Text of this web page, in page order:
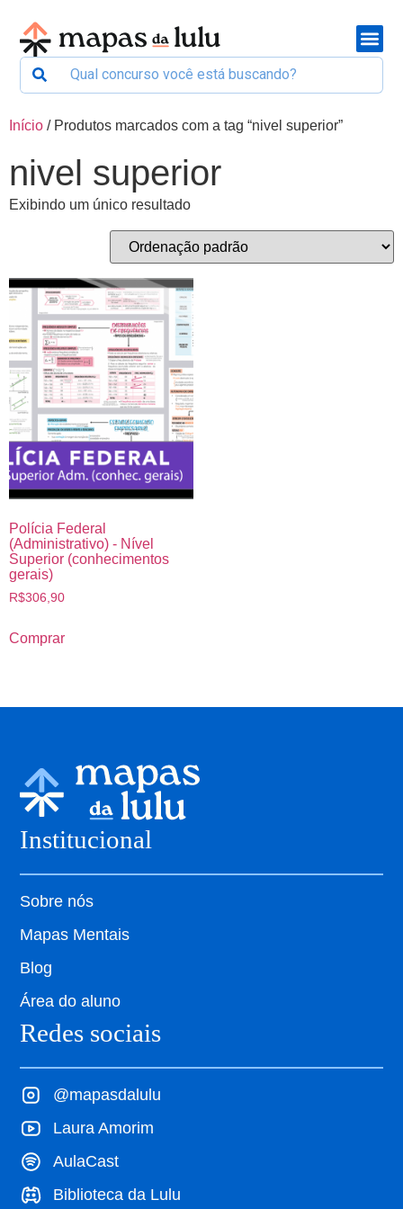
Início / Produtos marcados com a tag “nivel superior”
nivel superior
Exibindo um único resultado
Polícia Federal
(Administrativo) - Nível
Superior (conhecimentos
gerais)
R$306,90
Comprar
Institucional
Sobre nós
Mapas Mentais
Blog
Área do aluno
Redes sociais
@mapasdalulu
Laura Amorim
AulaCast
Biblioteca da Lulu